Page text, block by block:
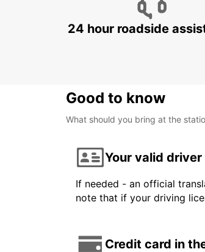
LUSAKA
24 hour roadside
Good to know
What should you bring at the
Your valid
If needed - an official
note that if your driving
Credit card in